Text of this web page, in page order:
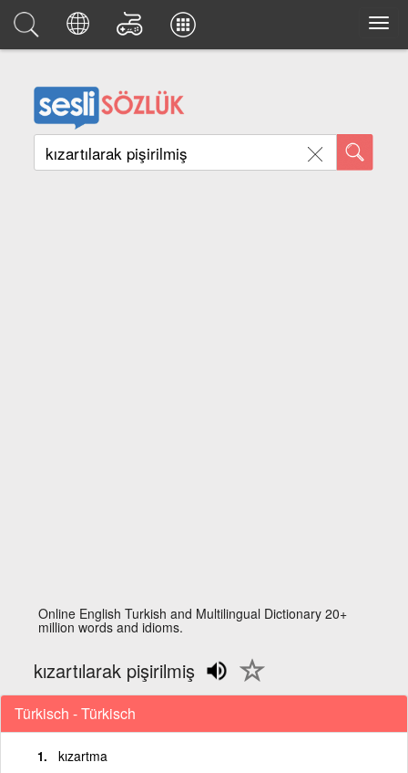
Online English Turkish and Multilingual Dictionary 20+
million words and idioms.
kızartılarak pişirilmiş
Türkisch - Türkisch
kızartma